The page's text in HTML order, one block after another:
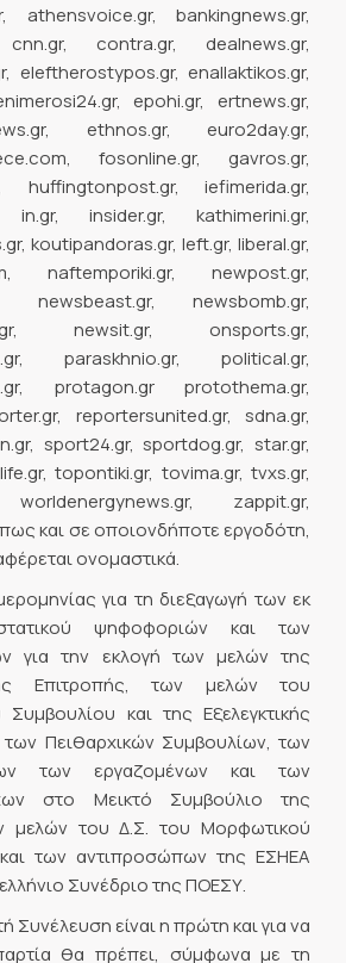
athensvoice.gr, bankingnews.gr,
contra.gr, dealnews.gr,
eleftherostypos.gr, enallaktikos.gr,
epohi.gr, ertnews.gr,
ethnos.gr, euro2day.gr,
fosonline.gr, gavros.gr,
huffingtonpost.gr, iefimerida.gr,
in.gr, insider.gr, kathimerini.gr,
koutipandoras.gr, left.gr, liberal.gr,
naftemporiki.gr, newpost.gr,
newsbeast.gr, newsbomb.gr,
newsit.gr, onsports.gr,
paraskhnio.gr, political.gr,
protagon.gr protothema.gr,
reportersunited.gr, sdna.gr,
sport24.gr, sportdog.gr, star.gr,
topontiki.gr, tovima.gr, tvxs.gr,
zappit.gr,
και σε οποιονδήποτε εργοδότη,
ονομαστικά.
για τη διεξαγωγή των εκ
ψηφοφοριών και των
για την εκλογή των μελών της
Επιτροπής, των μελών του
Συμβουλίου και της Εξελεγκτικής
των Πειθαρχικών Συμβουλίων, των
των εργαζομένων και των
στο Μεικτό Συμβούλιο της
μελών του Δ.Σ. του Μορφωτικού
των αντιπροσώπων της ΕΣΗΕΑ
Συνέδριο της ΠΟΕΣΥ.
Συνέλευση είναι η πρώτη και για να
θα πρέπει, σύμφωνα με τη